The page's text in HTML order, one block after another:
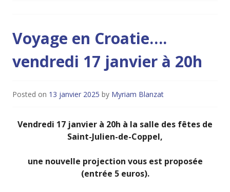
Voyage en Croatie….
vendredi 17 janvier à 20h
Posted on 13 janvier 2025 by Myriam Blanzat
Vendredi 17 janvier à 20h à la salle des fêtes de
Saint-Julien-de-Coppel,
une nouvelle projection vous est proposée
(entrée 5 euros).